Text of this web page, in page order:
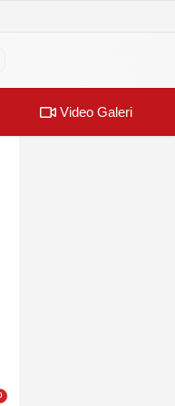
Konya
Video Galeri